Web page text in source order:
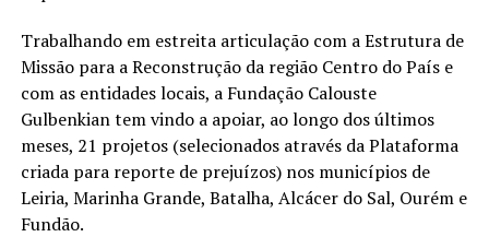
Trabalhando em estreita articulação com a Estrutura de
Missão para a Reconstrução da região Centro do País e
com as entidades locais, a Fundação Calouste
Gulbenkian tem vindo a apoiar, ao longo dos últimos
meses, 21 projetos (selecionados através da Plataforma
criada para reporte de prejuízos) nos municípios de
Leiria, Marinha Grande, Batalha, Alcácer do Sal, Ourém e
Fundão.